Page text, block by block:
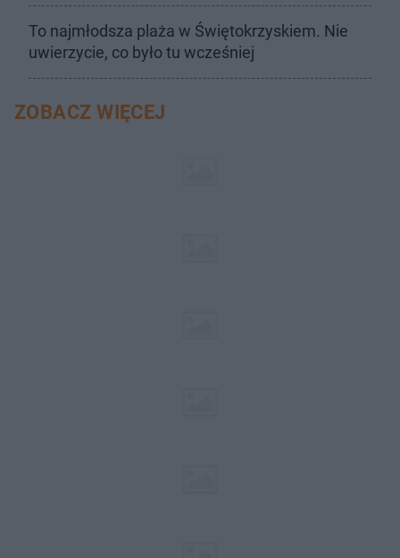
To najmłodsza plaża w Świętokrzyskiem. Nie
uwierzycie, co było tu wcześniej
ZOBACZ WIĘCEJ